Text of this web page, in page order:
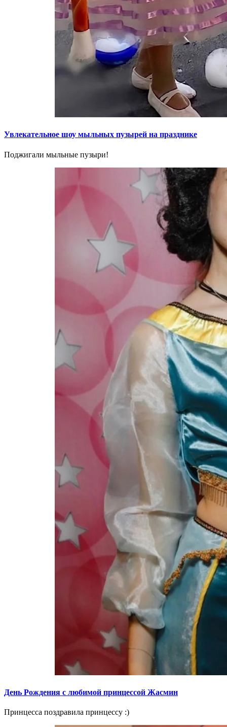
Увлекательное шоу мыльных пузырей на празднике
Поджигали мыльные пузыри!
День Рождения с любимой принцессой Жасмин
Принцесса поздравила принцессу :)